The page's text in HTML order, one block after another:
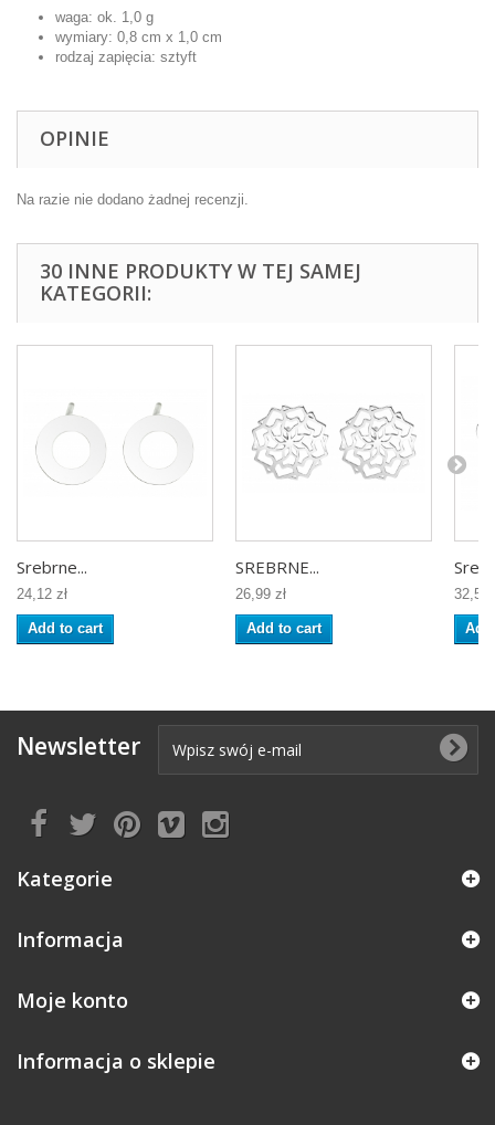
waga: ok. 1,0 g
wymiary: 0,8 cm x 1,0 cm
rodzaj zapięcia: sztyft
OPINIE
Na razie nie dodano żadnej recenzji.
30 INNE PRODUKTY W TEJ SAMEJ
KATEGORII:
Srebrne...
24,12 zł
Add to cart
SREBRNE...
26,99 zł
Add to cart
32,50
Newsletter
Kategorie
Informacja
Moje konto
Informacja o sklepie